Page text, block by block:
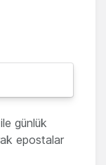
günlük
epostalar